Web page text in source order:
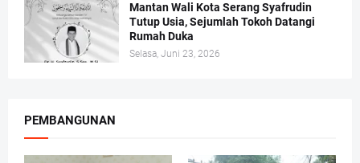
Mantan Wali Kota Serang Syafrudin
Tutup Usia, Sejumlah Tokoh Datangi
Rumah Duka
Selasa, Juni 23, 2026
PEMBANGUNAN